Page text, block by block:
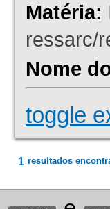
Matéria:
ressarc/
Nome
toggle
1 resultados